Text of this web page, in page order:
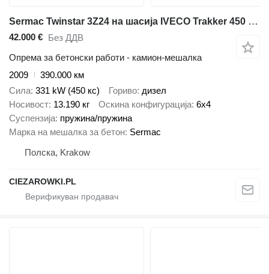
Sermac Twinstar 3Z24 на шасија IVECO Trakker 450 6x4 / Sermac Twinstar 3Z24 concrete mixer pump / Rem
42.000 € Без ДДВ
Опрема за бетонски работи - камион-мешалка
2009
390.000 км
Сила 331 kW (450 кс) Гориво дизел
Носивост 13.190 кг Оскина конфигурација 6x4
Суспензија пружина/пружина
Марка на мешалка за бетон Sermac
Полска, Krakow
CIEZAROWKI.PL